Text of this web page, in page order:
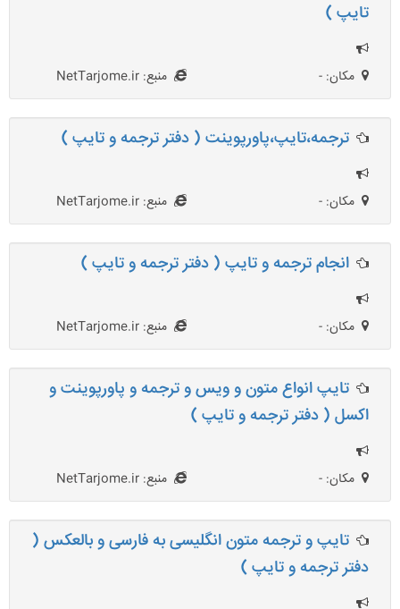
تایپ )
مکان: - منبع: NetTarjome.ir
ترجمه،تایپ،پاورپوینت ( دفتر ترجمه و تایپ )
مکان: - منبع: NetTarjome.ir
انجام ترجمه و تایپ ( دفتر ترجمه و تایپ )
مکان: - منبع: NetTarjome.ir
تایپ انواع متون و ویس و ترجمه و پاورپوینت و
اکسل ( دفتر ترجمه و تایپ )
مکان: - منبع: NetTarjome.ir
تایپ و ترجمه متون انگلیسی به فارسی و بالعکس (
دفتر ترجمه و تایپ )